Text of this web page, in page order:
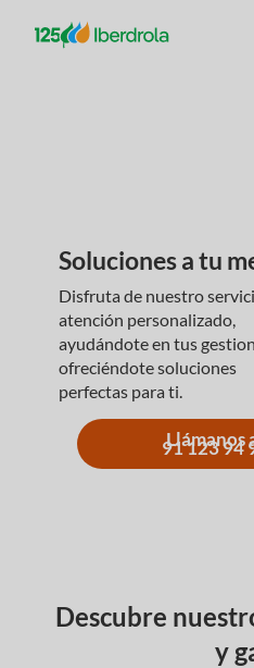
Soluciones a tu
Disfruta de nuestro
atención personalizado,
ayudándote en tus
ofreciéndote soluciones
perfectas para ti.
Llámanos
91 123 94
Descubre
y